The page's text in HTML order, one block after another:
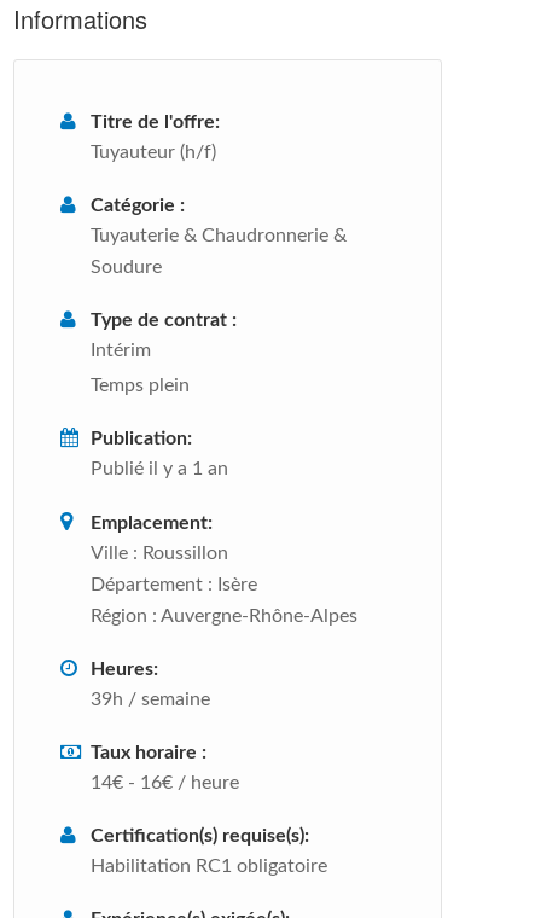
Informations
Titre de l'offre:
Tuyauteur (h/f)
Catégorie :
Tuyauterie & Chaudronnerie &
Soudure
Type de contrat :
Intérim
Temps plein
Publication:
Publié il y a 1 an
Emplacement:
Ville : Roussillon
Département : Isère
Région : Auvergne-Rhône-Alpes
Heures:
39h / semaine
Taux horaire :
14€ - 16€ / heure
Certification(s) requise(s):
Habilitation RC1 obligatoire